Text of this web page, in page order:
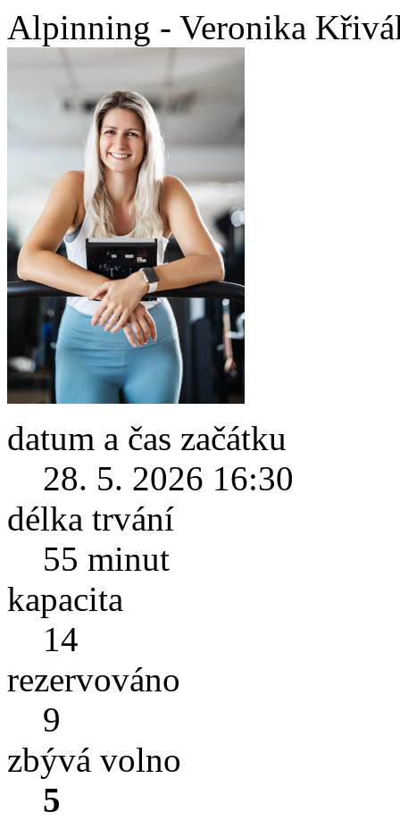
Alpinning - Veronika
datum a čas začátku
28. 5. 2026 16:30
délka trvání
55 minut
kapacita
14
rezervováno
9
zbývá volno
5